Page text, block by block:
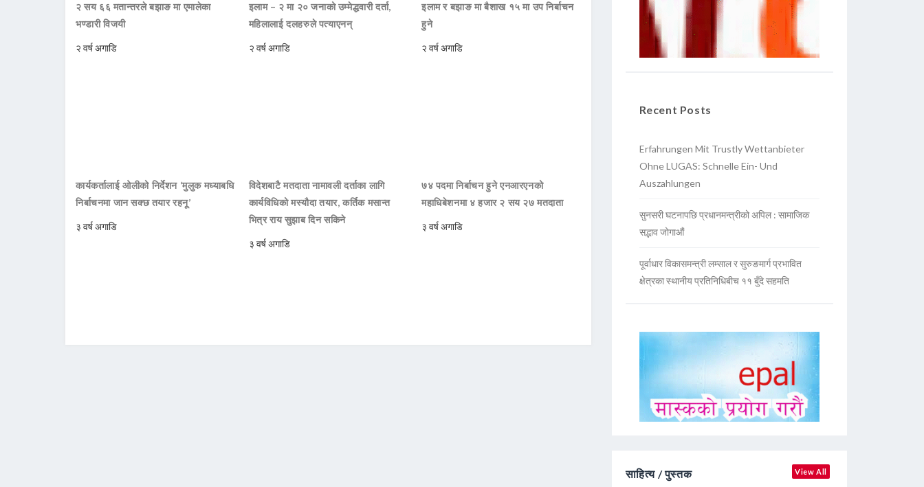
२ सय ६६ मतान्तरले बझाङ मा एमालेका
भण्डारी विजयी
२ वर्ष अगाडि
इलाम – २ मा २० जनाको उम्मेद्धवारी दर्ता,
महिलालाई दलहरुले पत्याएनन्
२ वर्ष अगाडि
इलाम र बझाङ मा बैशाख १५ मा उप निर्बाचन
हुने
२ वर्ष अगाडि
कार्यकर्तालाई ओलीको निर्देशन ‘मुलुक मध्याबधि
निर्बाचनमा जान सक्छ तयार रहनू’
३ वर्ष अगाडि
विदेशबाटै मतदाता नामावली दर्ताका लागि
कार्यविधिको मस्यौदा तयार, कर्तिक मसान्त
भित्र राय सुझाब दिन सकिने
३ वर्ष अगाडि
७४ पदमा निर्बाचन हुने एनआरएनको
महाधिबेशनमा ४ हजार २ सय २७ मतदाता
३ वर्ष अगाडि
Recent Posts
Erfahrungen Mit Trustly Wettanbieter
Ohne LUGAS: Schnelle Ein- Und
Auszahlungen
सुनसरी घटनापछि प्रधानमन्त्रीको अपिल : सामाजिक
सद्भाव जोगाऔं
पूर्वाधार विकासमन्त्री लम्साल र सुरुङमार्ग प्रभावित
क्षेत्रका स्थानीय प्रतिनिधिबीच ११ बुँदे सहमति
साहित्य / पुस्तक View All